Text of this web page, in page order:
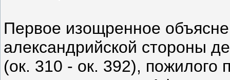
Первое изощренное
александрийской стороны
(ок. 310 - ок. 392), пожилого